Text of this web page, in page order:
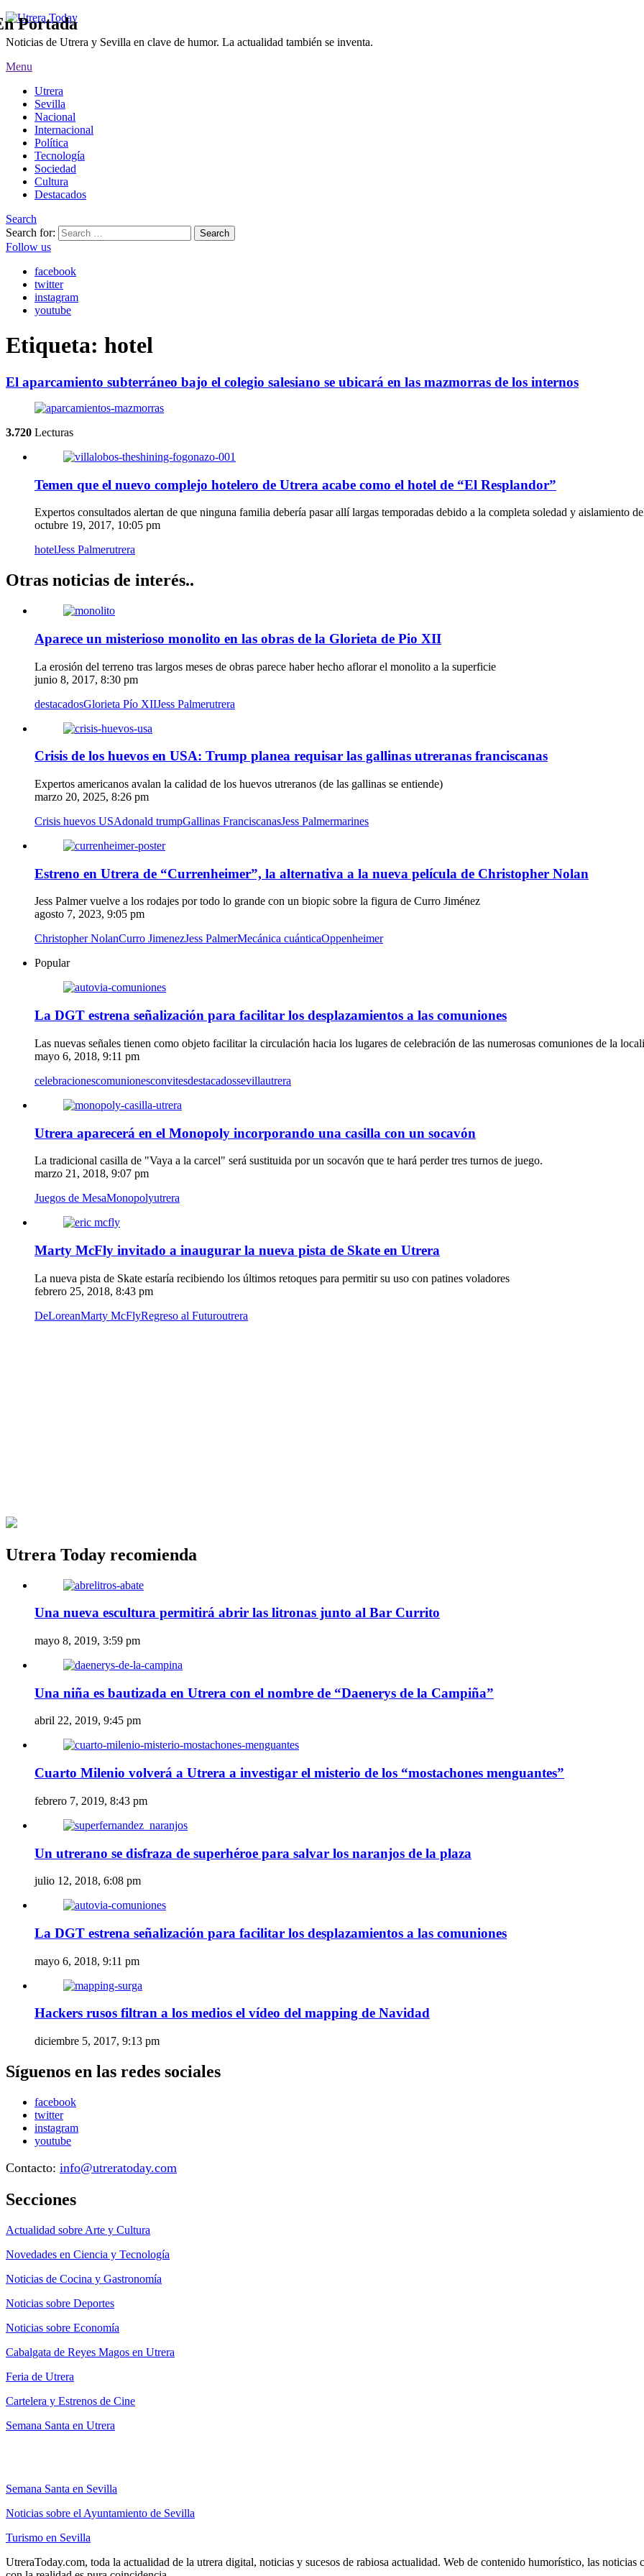
Noticias de Utrera y Sevilla en clave de humor. La actualidad también se inventa.
Menu
Utrera
Sevilla
Nacional
Internacional
Política
Tecnología
Sociedad
Cultura
Destacados
Search
Search for:
Follow us
facebook
twitter
instagram
youtube
Etiqueta: hotel
El aparcamiento subterráneo bajo el colegio salesiano se ubicará en las mazmorras de los internos
Portada
3.720 Lecturas
Temen que el nuevo complejo hotelero de Utrera acabe como el hotel de “El Resplandor”
Expertos consultados alertan de que ninguna familia debería pasar allí largas temporadas debido a la completa soledad y aislamiento
octubre 19, 2017, 10:05 pm
hotelJess Palmerutrera
Otras noticias de interés..
Aparece un misterioso monolito en las obras de la Glorieta de Pio XII
La erosión del terreno tras largos meses de obras parece haber hecho aflorar el monolito a la superficie
junio 8, 2017, 8:30 pm
destacadosGlorieta Pío XIIJess Palmerutrera
Crisis de los huevos en USA: Trump planea requisar las gallinas utreranas franciscanas
Expertos americanos avalan la calidad de los huevos utreranos (de las gallinas se entiende)
marzo 20, 2025, 8:26 pm
Crisis huevos USAdonald trumpGallinas FranciscanasJess Palmermarines
Estreno en Utrera de “Currenheimer”, la alternativa a la nueva película de Christopher Nolan
Jess Palmer vuelve a los rodajes por todo lo grande con un biopic sobre la figura de Curro Jiménez
agosto 7, 2023, 9:05 pm
Christopher NolanCurro JimenezJess PalmerMecánica cuánticaOppenheimer
Popular
La DGT estrena señalización para facilitar los desplazamientos a las comuniones
Las nuevas señales tienen como objeto facilitar la circulación hacia los lugares de celebración de las numerosas comuniones de la
mayo 6, 2018, 9:11 pm
celebracionescomunionesconvitesdestacadossevillautrera
Utrera aparecerá en el Monopoly incorporando una casilla con un socavón
La tradicional casilla de "Vaya a la carcel" será sustituida por un socavón que te hará perder tres turnos de juego.
marzo 21, 2018, 9:07 pm
Juegos de MesaMonopolyutrera
Marty McFly invitado a inaugurar la nueva pista de Skate en Utrera
La nueva pista de Skate estaría recibiendo los últimos retoques para permitir su uso con patines voladores
febrero 25, 2018, 8:43 pm
DeLoreanMarty McFlyRegreso al Futuroutrera
Utrera Today recomienda
Una nueva escultura permitirá abrir las litronas junto al Bar Currito
mayo 8, 2019, 3:59 pm
Una niña es bautizada en Utrera con el nombre de “Daenerys de la Campiña”
abril 22, 2019, 9:45 pm
Cuarto Milenio volverá a Utrera a investigar el misterio de los “mostachones menguantes”
febrero 7, 2019, 8:43 pm
Un utrerano se disfraza de superhéroe para salvar los naranjos de la plaza
julio 12, 2018, 6:08 pm
La DGT estrena señalización para facilitar los desplazamientos a las comuniones
mayo 6, 2018, 9:11 pm
Hackers rusos filtran a los medios el vídeo del mapping de Navidad
diciembre 5, 2017, 9:13 pm
Síguenos en las redes sociales
facebook
twitter
instagram
youtube
Contacto: info@utreratoday.com
Secciones
Actualidad sobre Arte y Cultura
Novedades en Ciencia y Tecnología
Noticias de Cocina y Gastronomía
Noticias sobre Deportes
Noticias sobre Economía
Cabalgata de Reyes Magos en Utrera
Feria de Utrera
Cartelera y Estrenos de Cine
Semana Santa en Utrera
Semana Santa en Sevilla
Noticias sobre el Ayuntamiento de Sevilla
Turismo en Sevilla
UtreraToday.com, toda la actualidad de la utrera digital, noticias y sucesos de rabiosa actualidad. Web de contenido humorístico, las